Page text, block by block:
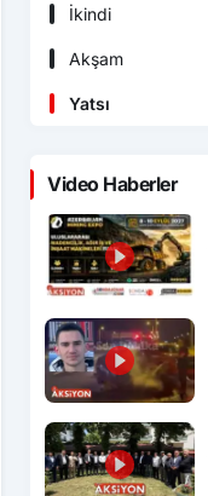
İkindi
Akşam
Yatsı
Video Haberler